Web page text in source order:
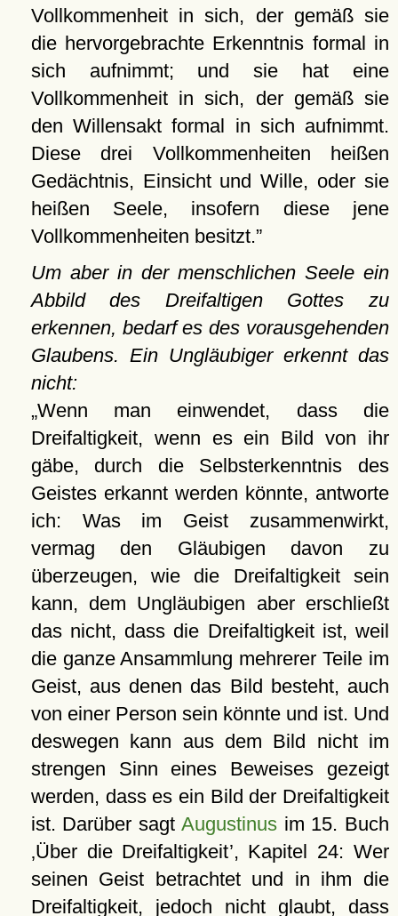
Vollkommenheit in sich, der gemäß sie
die hervorgebrachte Erkenntnis formal in
sich aufnimmt; und sie hat eine
Vollkommenheit in sich, der gemäß sie
den Willensakt formal in sich aufnimmt.
Diese drei Vollkommenheiten heißen
Gedächtnis, Einsicht und Wille, oder sie
heißen Seele, insofern diese jene
Vollkommenheiten besitzt.
Um aber in der menschlichen Seele ein
Abbild des Dreifaltigen Gottes zu
erkennen, bedarf es des vorausgehenden
Glaubens. Ein Ungläubiger erkennt das
nicht:
Wenn man einwendet, dass die
Dreifaltigkeit, wenn es ein Bild von ihr
gäbe, durch die Selbsterkenntnis des
Geistes erkannt werden könnte, antworte
ich: Was im Geist zusammenwirkt,
vermag den Gläubigen davon zu
überzeugen, wie die Dreifaltigkeit sein
kann, dem Ungläubigen aber erschließt
das nicht, dass die Dreifaltigkeit ist, weil
die ganze Ansammlung mehrerer Teile im
Geist, aus denen das Bild besteht, auch
von einer Person sein könnte und ist. Und
deswegen kann aus dem Bild nicht im
strengen Sinn eines Beweises gezeigt
werden, dass es ein Bild der Dreifaltigkeit
ist. Darüber sagtAugustinus im 15. Buch
Über die Dreifaltigkeit , Kapitel 24: Wer
seinen Geist betrachtet und in ihm die
Dreifaltigkeit, jedoch nicht glaubt, dass